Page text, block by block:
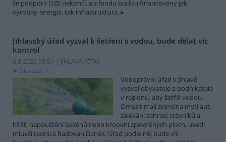
že podpora OZE nekončí, a z fondu budou financovány jak
výrobny energie, tak infrastruktura.
Jihlavský úřad vyzval k šetření s vodou, bude dělat víc
kontrol
6.8.2026 00:51 | JIHLAVA (ČTK)
Diskuse: 1
Vodoprávní úřad v Jihlavě
vyzval obyvatele a podnikatele
v regionu, aby šetřili vodou.
Omezit mají zejména mytí aut,
zalévání zahrad, trávníků a
hřišť, napouštění bazénů nebo kropení zpevněných ploch, uvedl
mluvčí radnice Radovan Daněk. Úřad podle něj bude víc